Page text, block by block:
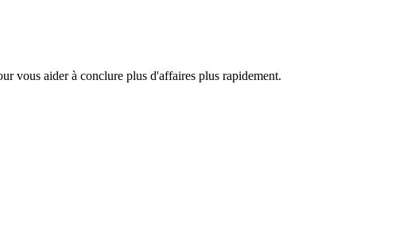
vous aider à conclure plus d'affaires plus rapidement.